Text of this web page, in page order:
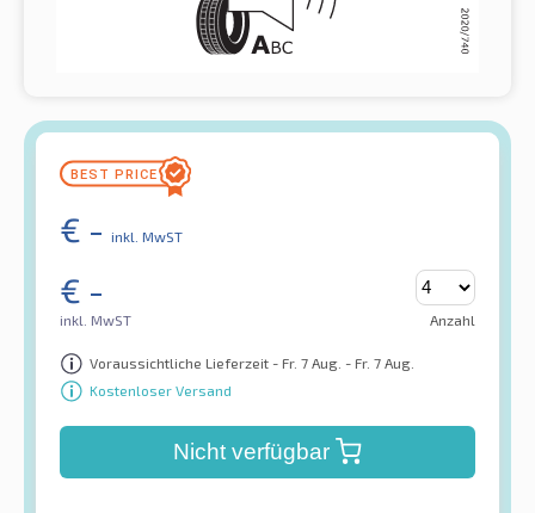
€ - inkl. MwST
€ -
inkl. MwST Anzahl
Voraussichtliche Lieferzeit - Fr. 7 Aug. - Fr. 7 Aug.
Kostenloser Versand
Nicht verfügbar